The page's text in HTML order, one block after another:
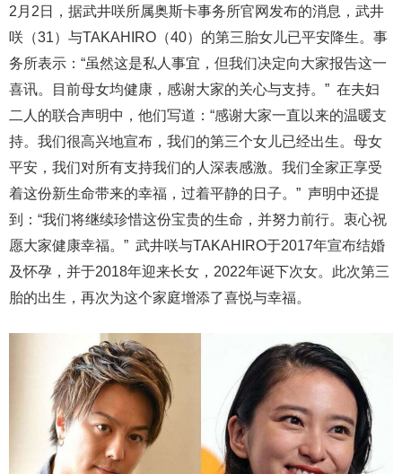
2月2日，据武井咲所属奥斯卡事务所官网发布的消息，武井
咲（31）与TAKAHIRO（40）的第三胎女儿已平安降生。事
务所表示：“虽然这是私人事宜，但我们决定向大家报告这一
喜讯。目前母女均健康，感谢大家的关心与支持。” 在夫妇
二人的联合声明中，他们写道：“感谢大家一直以来的温暖支
持。我们很高兴地宣布，我们的第三个女儿已经出生。母女
平安，我们对所有支持我们的人深表感激。我们全家正享受
着这份新生命带来的幸福，过着平静的日子。” 声明中还提
到：“我们将继续珍惜这份宝贵的生命，并努力前行。衷心祝
愿大家健康幸福。” 武井咲与TAKAHIRO于2017年宣布结婚
及怀孕，并于2018年迎来长女，2022年诞下次女。此次第三
胎的出生，再次为这个家庭增添了喜悦与幸福。